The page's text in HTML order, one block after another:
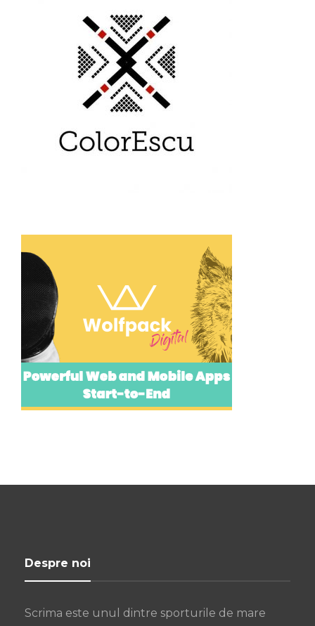
Despre noi
Scrima este unul dintre sporturile de mare